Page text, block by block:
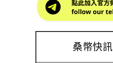
桑幣快訊